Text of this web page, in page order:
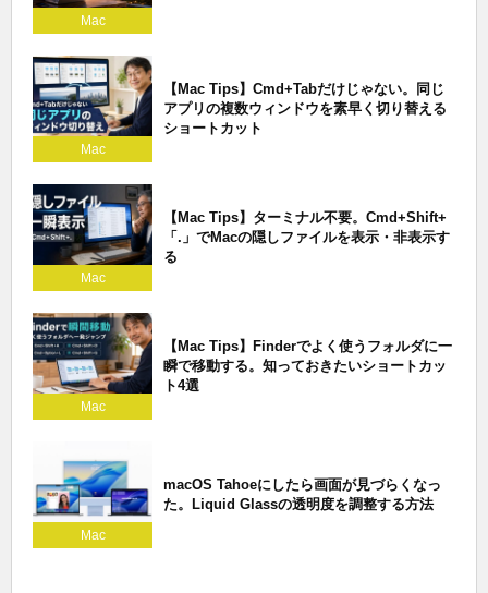
Mac
Mac
【Mac Tips】Cmd+Tabだけじゃない。同じ
アプリの複数ウィンドウを素早く切り替える
ショートカット
Mac
【Mac Tips】ターミナル不要。Cmd+Shift+
「.」でMacの隠しファイルを表示・非表示す
る
Mac
【Mac Tips】Finderでよく使うフォルダに一
瞬で移動する。知っておきたいショートカッ
ト4選
Mac
macOS Tahoeにしたら画面が見づらくなっ
た。Liquid Glassの透明度を調整する方法